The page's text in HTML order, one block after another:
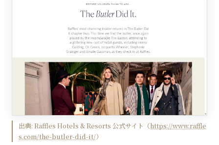
出典: Raffles Hotels & Resorts 公式サイト （https://www.raffle
s.com/the-butler-did-it/）